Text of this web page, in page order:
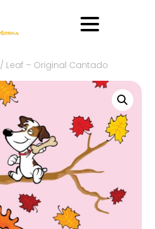
/ Leaf – Original Cantado